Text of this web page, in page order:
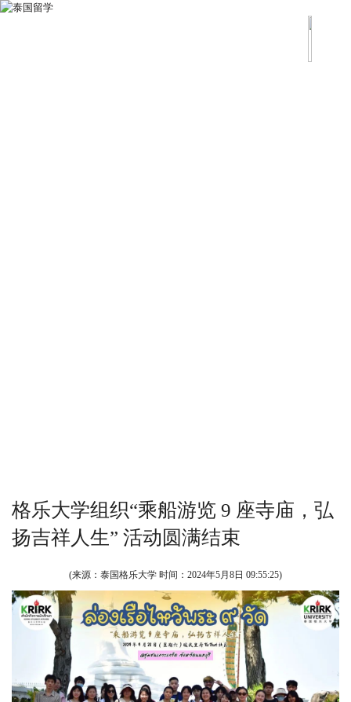
格乐大学组织“乘船游览 9 座寺庙，弘
扬吉祥人生” 活动圆满结束
(来源：泰国格乐大学 时间： 2024年5月8日 09:55:25)